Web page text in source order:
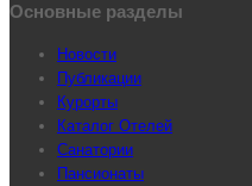
Основные разделы
Новости
Публикации
Курорты
Каталог Отелей
Санатории
Пансионаты